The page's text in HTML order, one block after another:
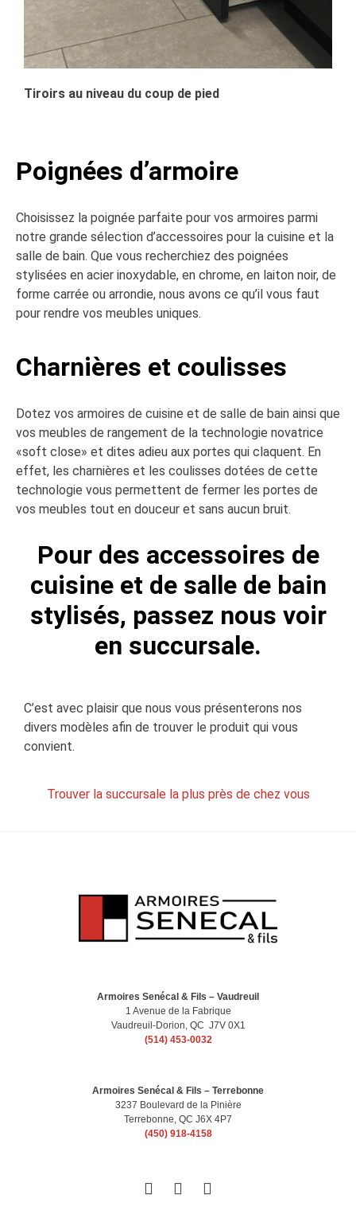
Tiroirs au niveau du coup de pied
Poignées d’armoire
Choisissez la poignée parfaite pour vos armoires parmi
notre grande sélection d’accessoires pour la cuisine et la
salle de bain. Que vous recherchiez des poignées
stylisées en acier inoxydable, en chrome, en laiton noir, de
forme carrée ou arrondie, nous avons ce qu’il vous faut
pour rendre vos meubles uniques.
Charnières et coulisses
Dotez vos armoires de cuisine et de salle de bain ainsi que
vos meubles de rangement de la technologie novatrice
«soft close» et dites adieu aux portes qui claquent. En
effet, les charnières et les coulisses dotées de cette
technologie vous permettent de fermer les portes de
vos meubles tout en douceur et sans aucun bruit.
Pour des accessoires de
cuisine et de salle de bain
stylisés, passez nous voir
en succursale.
C’est avec plaisir que nous vous présenterons nos
divers modèles afin de trouver le produit qui vous
convient.
Trouver la succursale la plus près de chez vous
Armoires Senécal & Fils – Vaudreuil
1 Avenue de la Fabrique
Vaudreuil-Dorion, QC J7V 0X1
(514) 453-0032
Armoires Senécal & Fils – Terrebonne
3237 Boulevard de la Pinière
Terrebonne, QC J6X 4P7
(450) 918-4158